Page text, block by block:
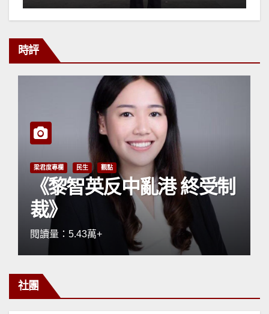
時評
梁君度專欄 民生 觀點
《黎智英反中亂港 終受制
裁》
閱讀量：5.43萬+
社團